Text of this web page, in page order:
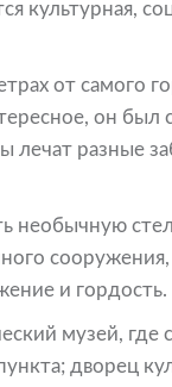
культурная,
от самого
он был
лечат разные
необычную
и гордость.
музей,
дворец